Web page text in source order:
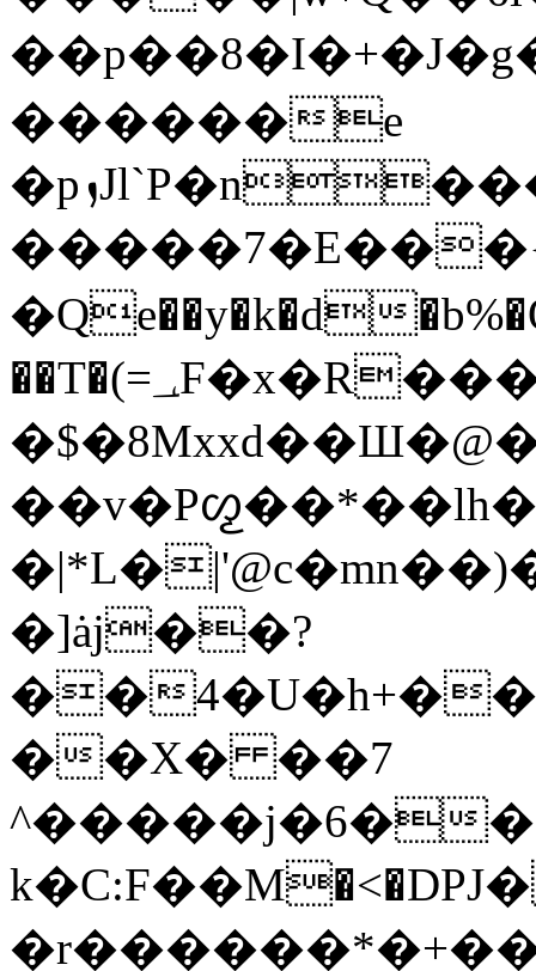
������e
�pܙJl`P�n���5�i���p�j4���UC��6��l�Q�Iʛ���Mk��g?hmCv���m�1'�l�O�F���6~�'E�j��ɇ����p�6���S�1&�c��Tm�i���/
�Qe��y�k�d
��T�(=؀F�x�R���&}9�tSYB�v���L��"Ꜽd_o8,�F�rpdu��Q���9�1E�I�G
�]ȧj��?
��
��X� ��7
^�����j�6�